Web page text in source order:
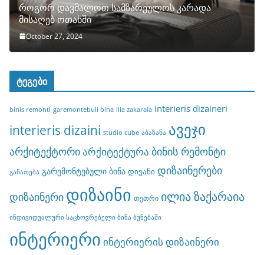
როგორ დავმალოთ სამზარეულოს კარადა
მისაღებ ოთახში
October 27, 2024
ტეგები
binis remonti garemontebuli bina ilia zakaraia interieris dizaineri
interieris dizaini studio cube აბაზანა ავეჯი
არქიტექტორიარქიტექტურა ბინის რემონტი
განათება გარემონტებული ბინა დივანი დიზაინერები
დიზაინერი დიზაინი თეთრი ილია ზაქარაია
ინდივიდუალური საცხოვრებელი ბინა ბუნებაში
ინტერიერი ინტერიერის დიზაინერი